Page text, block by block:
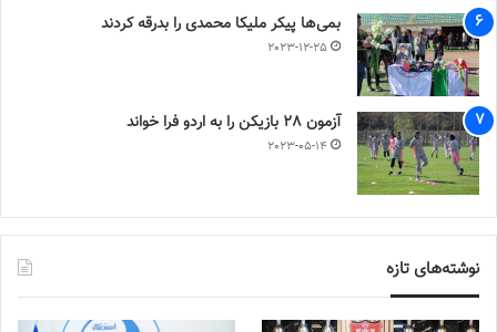
بمی‌ها پیکر ملیکا محمدی را بدرقه کردند
2023-12-25
آزمون 28 بازیکن را به اردو فرا خواند
2023-05-14
نوشته‌های تازه